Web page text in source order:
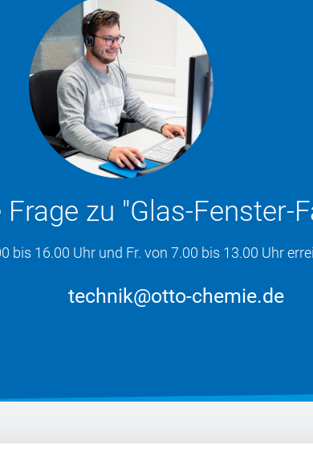
zu "Glas-Fenster-
bis 16.00 Uhr und Fr. von 7.00 bis 13.00 Uhr
technik@otto-chemie.de